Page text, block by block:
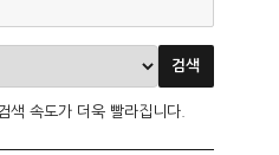
색 속도가 더욱 빨라집니다.